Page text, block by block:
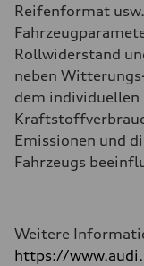
Reifenformat
Rollwiderstand
neben
dem individuellen
Emissionen und
Fahrzeugs
Weitere
https://